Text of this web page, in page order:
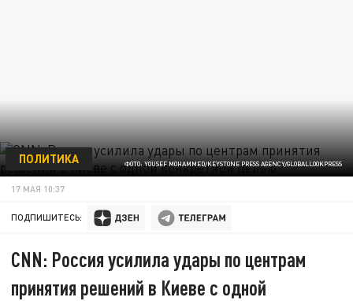
ФОТО: YOUSEF MOHAMMED/KEYSTONE PRESS AGENCY/GLOBALLOOKPRESS
ПОЛИТИКА
17 МАЯ 10:37
ПОДПИШИТЕСЬ:
CNN: Россия усилила удары по центрам
принятия решений в Киеве с одной